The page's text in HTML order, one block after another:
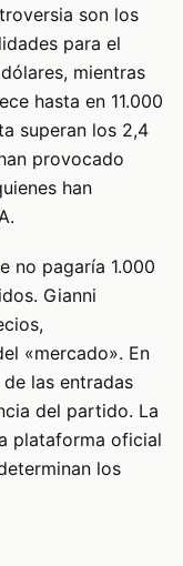
son los
para el
mientras
hasta en 11.000
superan los 2,4
provocado
han
no pagaría 1.000
Gianni
«mercado». En
las entradas
del partido. La
plataforma oficial
los